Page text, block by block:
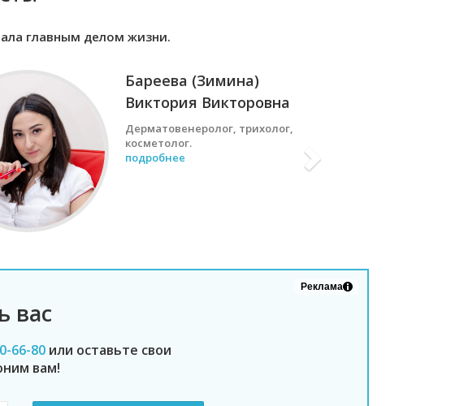
главным делом жизни.
Бареева (Зимина)
Виктория Викторовна
Дерматовенеролог, трихолог,
косметолог.
подробнее
Реклама
вас
66-80 или оставьте свои
вам!